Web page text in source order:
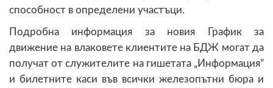
способност в определени участъци.
Подробна информация за новия График за
движение на влаковете клиентите на БДЖ могат да
получат от служителите на гишетата „Информация”
и билетните каси във всички железопътни бюра и